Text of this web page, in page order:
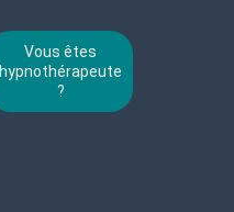
Vous êtes
hypnothérapeute
?